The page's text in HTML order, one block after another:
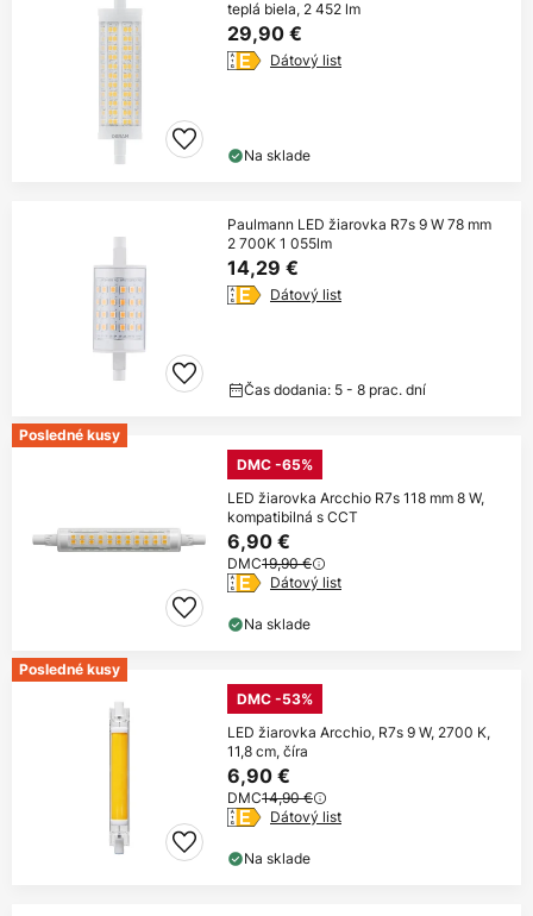
teplá biela, 2 452 lm
29,90 €
Dátový list
Na sklade
Paulmann LED žiarovka R7s 9 W 78 mm
2 700K 1 055lm
14,29 €
Dátový list
Čas dodania: 5 - 8 prac. dní
Posledné kusy
DMC -65%
LED žiarovka Arcchio R7s 118 mm 8 W,
kompatibilná s CCT
6,90 €
DMC19,90 €
Dátový list
Na sklade
Posledné kusy
DMC -53%
LED žiarovka Arcchio, R7s 9 W, 2700 K,
11,8 cm, číra
6,90 €
DMC14,90 €
Dátový list
Na sklade